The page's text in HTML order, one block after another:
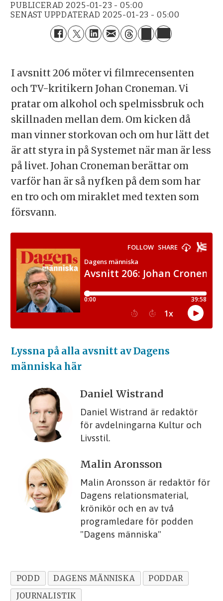
PUBLICERAD
2025-01-23 - 05:00
SENAST UPPDATERAD
2025-01-23 - 05:00
I avsnitt 206 möter vi filmrecensenten
och TV-kritikern Johan Croneman. Vi
pratar om alkohol och spelmissbruk och
skillnaden mellan dem. Om kicken då
man vinner storkovan och om hur lätt det
är att styra in på Systemet när man är less
på livet. Johan Croneman berättar om
varför han är så nyfken på dem som har
en tro och om miraklet med texten som
försvann.
Lyssna på alla avsnitt av Dagens
människa här
Daniel Wistrand
Daniel Wistrand är redaktör
för avdelningarna Kultur och
Livsstil.
Malin Aronsson
Malin Aronsson är redaktör för
Dagens relationsmaterial,
krönikör och en av två
programledare för podden
"Dagens människa"
PODD DAGENS MÄNNISKA
PODDAR
JOURNALISTIK